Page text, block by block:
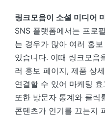
링크모음이 소셜 미디어
SNS 플랫폼에서는 프로
는 경우가 많아 여러 홍
있습니다. 이때 링크모음
러 홍보 페이지, 제품 상
연결할 수 있어 마케팅
또한 방문자 통계와 클릭
콘텐츠가 인기를 끄는지